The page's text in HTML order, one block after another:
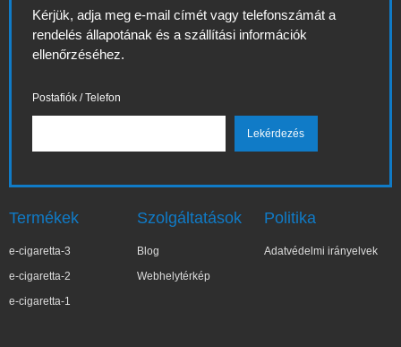
Kérjük, adja meg e-mail címét vagy telefonszámát a
rendelés állapotának és a szállítási információk
ellenőrzéséhez.
Postafiók / Telefon
Termékek
e-cigaretta-3
e-cigaretta-2
e-cigaretta-1
Szolgáltatások
Blog
Webhelytérkép
Politika
Adatvédelmi irányelvek